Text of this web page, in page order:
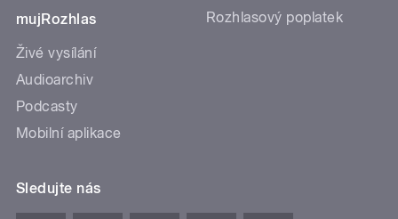
mujRozhlas
Živé vysílání
Audioarchiv
Podcasty
Mobilní aplikace
Rozhlasový poplatek
Sledujte nás